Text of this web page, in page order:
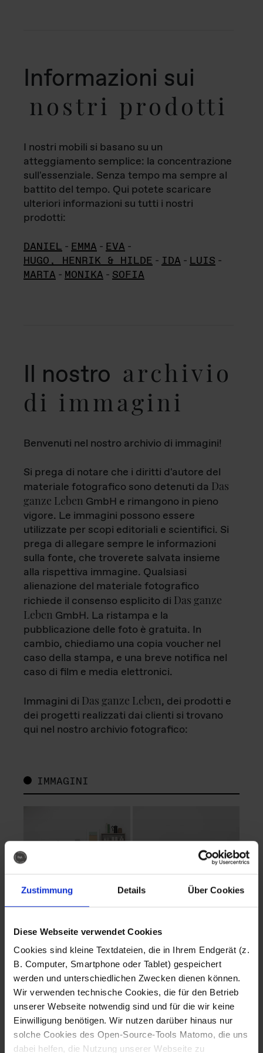
Zustimmung Details Über Cookies
Diese Webseite verwendet Cookies
Cookies sind kleine Textdateien, die in Ihrem Endgerät (z.
B. Computer, Smartphone oder Tablet) gespeichert
werden und unterschiedlichen Zwecken dienen können.
Wir verwenden technische Cookies, die für den Betrieb
unserer Webseite notwendig sind und für die wir keine
Einwilligung benötigen. Wir nutzen darüber hinaus nur
solche Cookies des Open-Source-Tools Matomo, die uns
dabei helfen, die Nutzung unserer Webseite zu
Informazioni sui
nostri prodotti
I nostri mobili si basano su un
atteggiamento semplice: la concentrazione
sull'essenziale. Senza tempo ma sempre al
battito del tempo. Qui potete scaricare
ulteriori informazioni su tutti i nostri
prodotti:
DANIEL - EMMA - EVA -
HUGO, HENRIK & HILDE - IDA - LUIS -
MARTA - MONIKA - SOFIA
Il nostro archivio
di immagini
Benvenuti nel nostro archivio di immagini!
Si prega di notare che i diritti d'autore del
materiale fotografico sono detenuti da Das
ganze Leben GmbH e rimangono in pieno
vigore. Le immagini possono essere
utilizzate per scopi editoriali e scientifici. Si
prega di allegare sempre le informazioni
sulla fonte, che troverete salvata insieme
alla rispettiva immagine. Qualsiasi
alienazione del materiale fotografico
richiede il consenso esplicito di Das ganze
Leben GmbH. La ristampa e la
pubblicazione delle foto è gratuita. In
cambio, chiediamo una copia voucher nel
caso della stampa, e una breve notifica nel
caso di film e media elettronici.
Immagini di Das ganze Leben, dei prodotti e
dei progetti realizzati dai clienti si trovano
qui nel nostro archivio fotografico:
IMMAGINI
Fotografo: Lorenz
Sternbach
Download
Fotografo: Lorenz
Sternbach
Download